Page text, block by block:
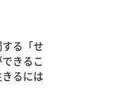
る「せ
きるこ
るには